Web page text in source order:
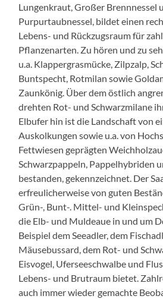
Lungenkraut, Großer Brennnessel
Purpurtaubnessel, bildet einen
Lebens- und Rückzugsraum für
Pflanzenarten. Zu hören und zu
u.a. Klappergrasmücke, Zilpzalp,
Buntspecht, Rotmilan sowie
Zaunkönig. Über dem östlich
drehten Rot- und Schwarzmilane
Elbufer hin ist die Landschaft von
Auskolkungen sowie u.a. von
Fettwiesen geprägten
Schwarzpappeln, Pappelhybriden
bestanden, gekennzeichnet. Der
erfreulicherweise von guten
Grün-, Bunt-. Mittel- und
die Elb- und Muldeaue in und um
Beispiel dem Seeadler, dem
Mäusebussard, dem Rot- und
Eisvogel, Uferseeschwalbe und
Lebens- und Brutraum bietet.
auch immer wieder gemachte